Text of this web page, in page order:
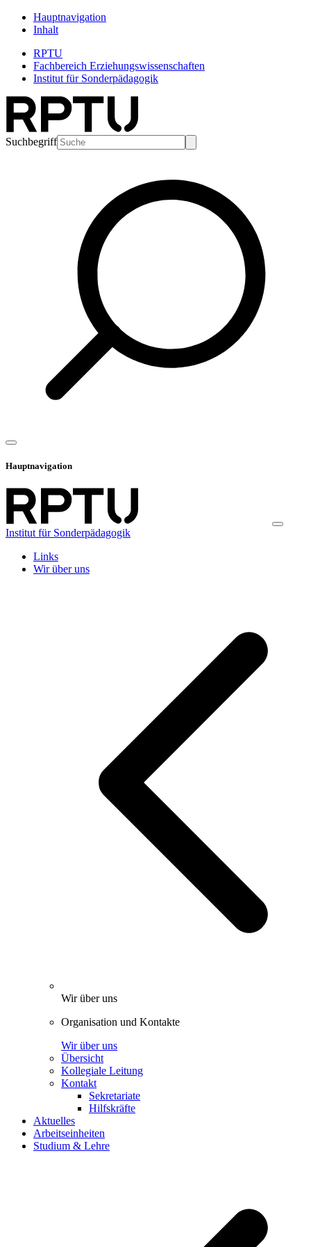
Hauptnavigation
Inhalt
RPTU
Fachbereich Erziehungswissenschaften
Institut für Sonderpädagogik
Suchbegriff
Hauptnavigation
Institut für Sonderpädagogik
Links
Wir über uns
Wir über uns
Organisation und Kontakte
Wir über uns
Übersicht
Kollegiale Leitung
Kontakt
Sekretariate
Hilfskräfte
Aktuelles
Arbeitseinheiten
Studium & Lehre